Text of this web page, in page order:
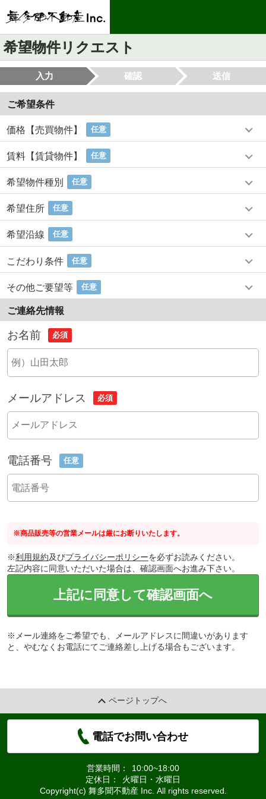
希望物件リクエスト
入力 確認 送信
ご希望条件
価格【売買物件】 任意
賃料【賃貸物件】 任意
希望物件種別 任意
希望住所 任意
希望沿線 任意
こだわり条件 任意
その他ご要望等 任意
ご連絡先情報
お名前 必須
メールアドレス 必須
電話番号 任意
※商品販売等の営業メールは厳にお断りいたします。
※利用規約及びプライバシーポリシーを必ずお読みください。
左記内容に同意いただいた場合は、確認画面へお進み下さい。
上記に同意して確認画面へ
※メール連絡をご希望でも、メールアドレスに間違いがあります
と、やむなくお電話にてご連絡差し上げる場合もございます。
ページトップへ
電話でお問い合わせ
営業時間：
10:00~18:00
定休日：
火曜日・水曜日
Copyright(c) 舞多聞不動産 Inc. All rights reserved.